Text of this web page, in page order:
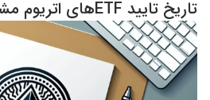
تاریخ تایید ETFهای اتریوم مشخص شد؟